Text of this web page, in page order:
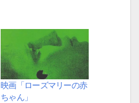
映画「ローズマリーの赤
ちゃん」